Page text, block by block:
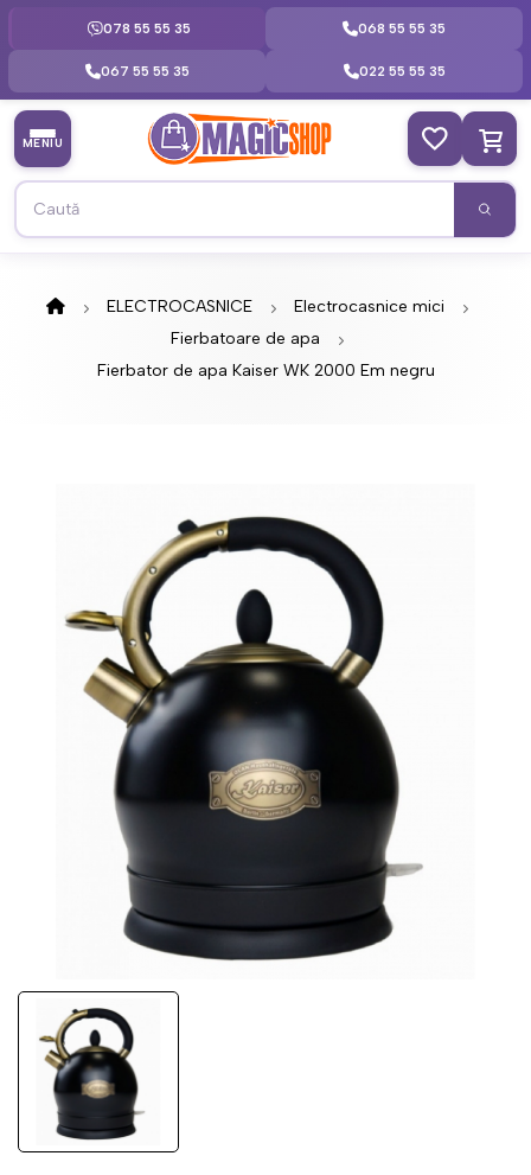
078 55 55 35 068 55 55 35
067 55 55 35 022 55 55 35
MENIU
ELECTROCASNICE
Electrocasnice mici
Fierbatoare de apa
Fierbator de apa Kaiser WK 2000 Em negru